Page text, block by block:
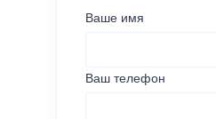
Ваше имя
Ваш телефон